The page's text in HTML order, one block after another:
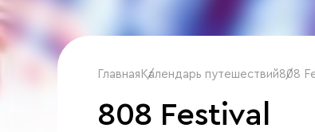
Главная /
Календарь путешествий /
808
808 Festival